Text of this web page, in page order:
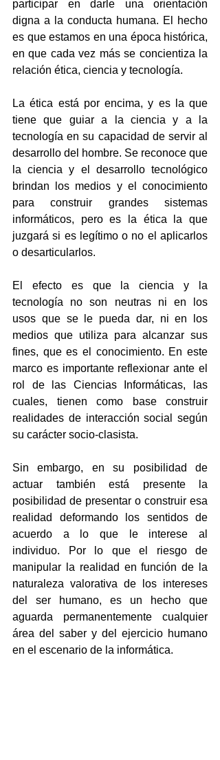
participar en darle una orientación
digna a la conducta humana. El hecho
es que estamos en una época histórica,
en que cada vez más se concientiza la
relación ética, ciencia y tecnología.
La ética está por encima, y es la que
tiene que guiar a la ciencia y a la
tecnología en su capacidad de servir al
desarrollo del hombre. Se reconoce que
la ciencia y el desarrollo tecnológico
brindan los medios y el conocimiento
para construir grandes sistemas
informáticos, pero es la ética la que
juzgará si es legítimo o no el aplicarlos
o desarticularlos.
El efecto es que la ciencia y la
tecnología no son neutras ni en los
usos que se le pueda dar, ni en los
medios que utiliza para alcanzar sus
fines, que es el conocimiento. En este
marco es importante reflexionar ante el
rol de las Ciencias Informáticas, las
cuales, tienen como base construir
realidades de interacción social según
su carácter socio-clasista.
Sin embargo, en su posibilidad de
actuar también está presente la
posibilidad de presentar o construir esa
realidad deformando los sentidos de
acuerdo a lo que le interese al
individuo. Por lo que el riesgo de
manipular la realidad en función de la
naturaleza valorativa de los intereses
del ser humano, es un hecho que
aguarda permanentemente cualquier
área del saber y del ejercicio humano
en el escenario de la informática.